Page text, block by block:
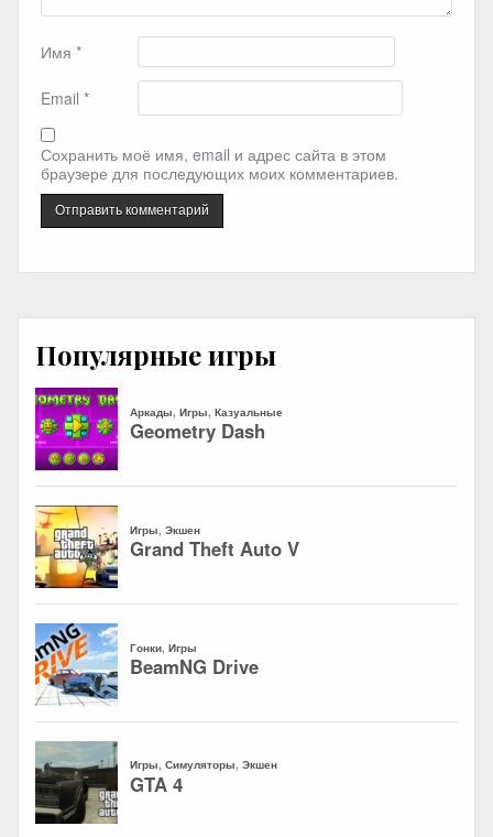
Имя *
Email *
Сохранить моё имя, email и адрес сайта в этом
браузере для последующих моих комментариев.
Популярные игры